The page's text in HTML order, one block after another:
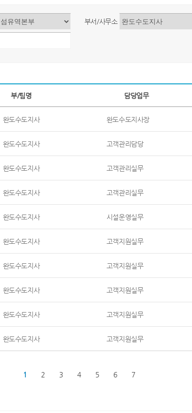
부서/사무소
부/팀명 담당업무
완도수도지사 완도수도지사장
완도수도지사 고객관리담당
완도수도지사 고객관리실무
완도수도지사 고객관리실무
완도수도지사 시설운영실무
완도수도지사 고객지원실무
완도수도지사 고객지원실무
완도수도지사 고객지원실무
완도수도지사 고객지원실무
완도수도지사 고객지원실무
1 2 3 4 5 6 7